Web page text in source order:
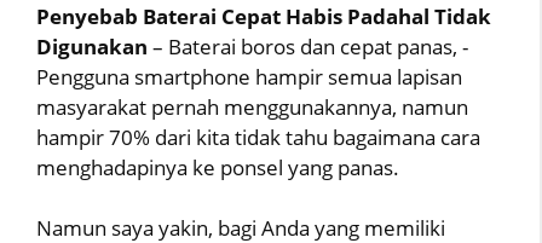
Penyebab Baterai Cepat Habis Padahal Tidak
Digunakan – Baterai boros dan cepat panas, -
Pengguna smartphone hampir semua lapisan
masyarakat pernah menggunakannya, namun
hampir 70% dari kita tidak tahu bagaimana cara
menghadapinya ke ponsel yang panas.
Namun saya yakin, bagi Anda yang memiliki